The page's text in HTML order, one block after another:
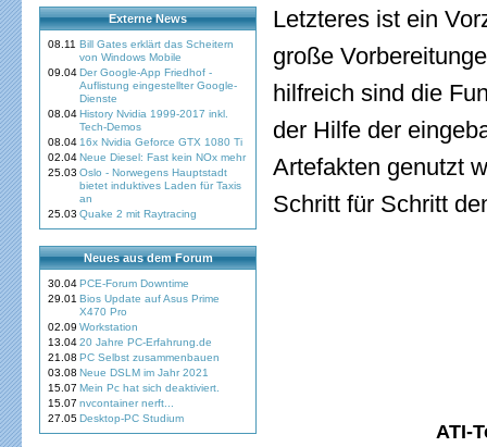
Externe News
08.11 Bill Gates erklärt das Scheitern
von Windows Mobile
09.04Der Google-App Friedhof -
Auflistung eingestellter Google-
Dienste
08.04History Nvidia 1999-2017 inkl.
Tech-Demos
08.04 16x Nvidia Geforce GTX 1080 Ti
02.04Neue Diesel: Fast kein NOx mehr
25.03 Oslo - Norwegens Hauptstadt
bietet induktives Laden für Taxis
an
25.03 Quake 2 mit Raytracing
Neues aus dem Forum
30.04PCE-Forum Downtime
29.01 Bios Update auf Asus Prime
X470 Pro
02.09 Workstation
13.0420 Jahre PC-Erfahrung.de
21.08 PC Selbst zusammenbauen
03.08 Neue DSLM im Jahr 2021
15.07 Mein Pc hat sich deaktiviert.
15.07 nvcontainer nerft...
27.05Desktop-PC Studium
Letzteres ist ein
große
hilfreich sind die
der Hilfe der
Artefakten genutzt
Schritt für Schritt
ATI-